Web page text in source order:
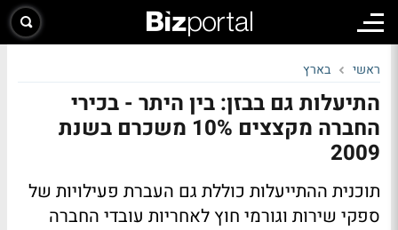
ראשי בארץ
התיעלות גם בבזן: בין היתר - בכירי
החברה מקצצים 10% משכרם בשנת
2009
תוכנית ההתייעלות כוללת גם העברת פעילויות של
ספקי שירות וגורמי חוץ לאחריות עובדי החברה